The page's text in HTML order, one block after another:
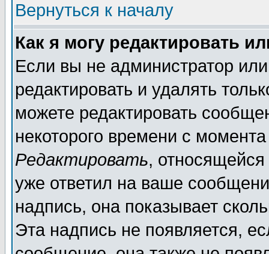
Вернуться к началу
Как я могу редактировать
Если вы не администратор
редактировать и удалять
можете редактировать
некоторого времени с
Редактировать,
уже ответил на ваше
надпись, она показывает
Эта надпись не появляется,